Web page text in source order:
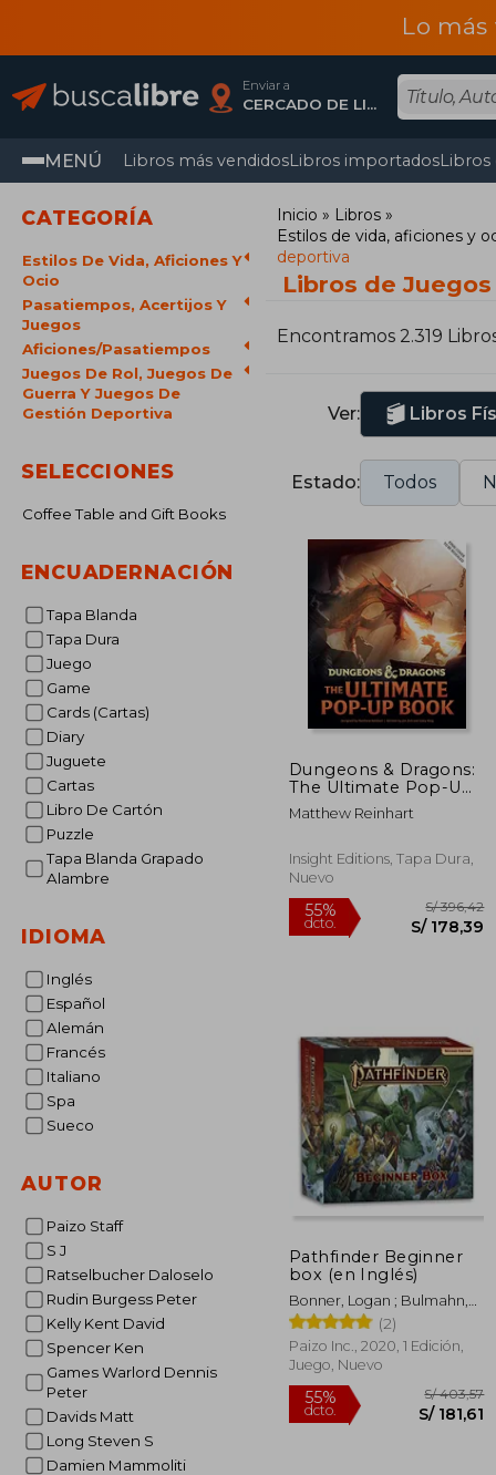
Lo más
Enviar a
CERCADO DE LIMA, Lima
MENÚ Libros más vendidosLibros importadosLibros
CATEGORÍA
Estilos De Vida, Aficiones Y
Ocio
Pasatiempos, Acertijos Y
Juegos
Aficiones/Pasatiempos
Juegos De Rol, Juegos De
Guerra Y Juegos De
Gestión Deportiva
SELECCIONES
Coffee Table and Gift Books
ENCUADERNACIÓN
Tapa Blanda
Tapa Dura
Juego
Game
Cards (Cartas)
Diary
Juguete
Cartas
Libro De Cartón
Puzzle
Tapa Blanda Grapado
Alambre
IDIOMA
Inglés
Español
Alemán
Francés
Italiano
Spa
Sueco
AUTOR
Paizo Staff
S J
Ratselbucher Daloselo
Rudin Burgess Peter
Kelly Kent David
Spencer Ken
Games Warlord Dennis
Peter
Davids Matt
Long Steven S
Damien Mammoliti
Inicio
Libros
Estilos de vida, aficiones y
deportiva
Libros de
Encontramos 2.319
Ver: Libros
Estado: Todos
Dungeons & Dragons:
The Ultimate Pop-Up
Book (Reinhart Pop-
Up Studio): (D&D
Studios) (en Inglés)
Matthew Reinhart
Insight Editions, Tapa Dura,
Nuevo
Pathfinder Beginner
box (en Inglés)
Bonner, Logan ; Bulmahn,
Jason ; Liddell, Lyz
(2)
Paizo Inc., 2020, 1 Edición,
Juego, Nuevo